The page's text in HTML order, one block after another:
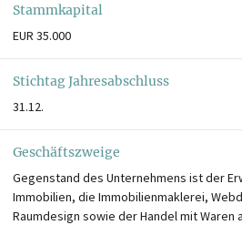
Stammkapital
EUR 35.000
Stichtag Jahresabschluss
31.12.
Geschäftszweige
Gegenstand des Unternehmens ist der
Immobilien, die Immobilienmaklerei,
Raumdesign sowie der Handel mit Waren